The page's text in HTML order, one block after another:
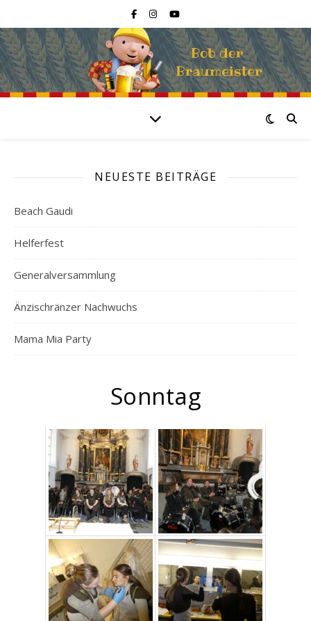
NEUESTE BEITRÄGE
Beach Gaudi
Helferfest
Generalversammlung
Änzischränzer Nachwuchs
Mama Mia Party
Sonntag